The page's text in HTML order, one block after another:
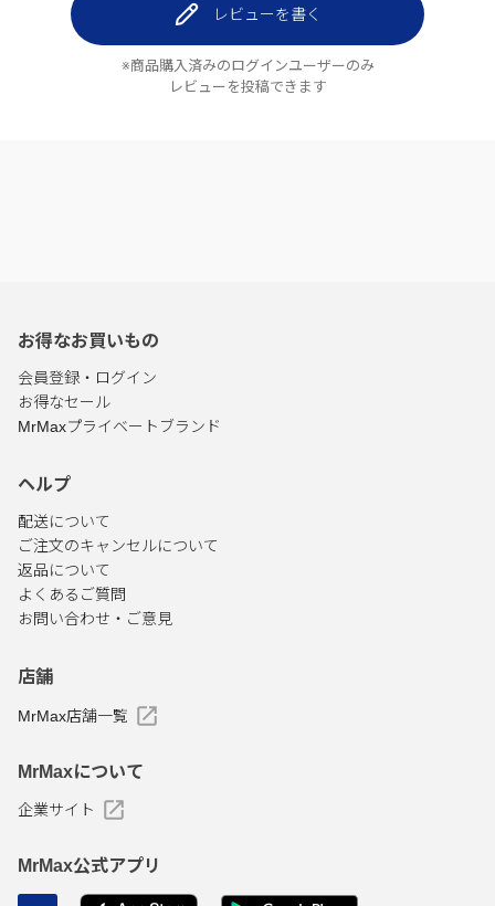
レビューを書く
※商品購入済みのログインユーザーのみ
レビューを投稿できます
お得なお買いもの
会員登録・ログイン
お得なセール
MrMaxプライベートブランド
ヘルプ
配送について
ご注文のキャンセルについて
返品について
よくあるご質問
お問い合わせ・ご意見
店舗
MrMax店舗一覧
MrMaxについて
企業サイト
MrMax公式アプリ